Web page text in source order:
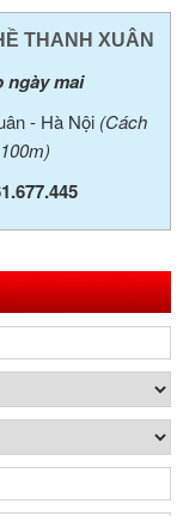
THANH XUÂN
ngày mai
- Hà Nội (Cách